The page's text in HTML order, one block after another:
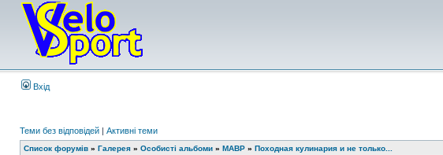
Вхід
Теми без відповідей | Активні теми
Список форумів » Галерея » Особисті альбоми » MABP » Походная кулинария и не только...